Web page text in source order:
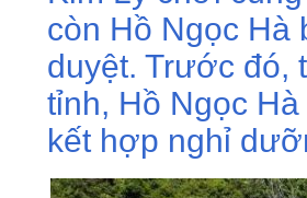
còn Hồ Ngọc Hà
duyệt. Trước đó,
tỉnh, Hồ Ngọc
kết hợp nghỉ